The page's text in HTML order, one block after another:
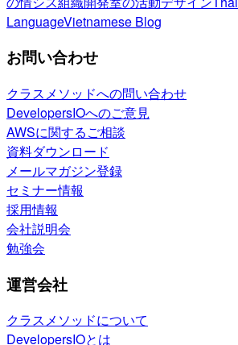
LanguageVietnamese Blog
お問い合わせ
クラスメソッドへの問い合わせ
DevelopersIOへのご意見
AWSに関するご相談
資料ダウンロード
メールマガジン登録
セミナー情報
採用情報
会社説明会
勉強会
運営会社
クラスメソッドについて
DevelopersIOとは